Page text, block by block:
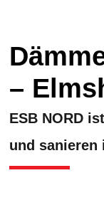
–
ESB NORD
und sanieren